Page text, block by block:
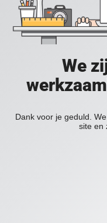
We
Dank voor je geduld.
site en